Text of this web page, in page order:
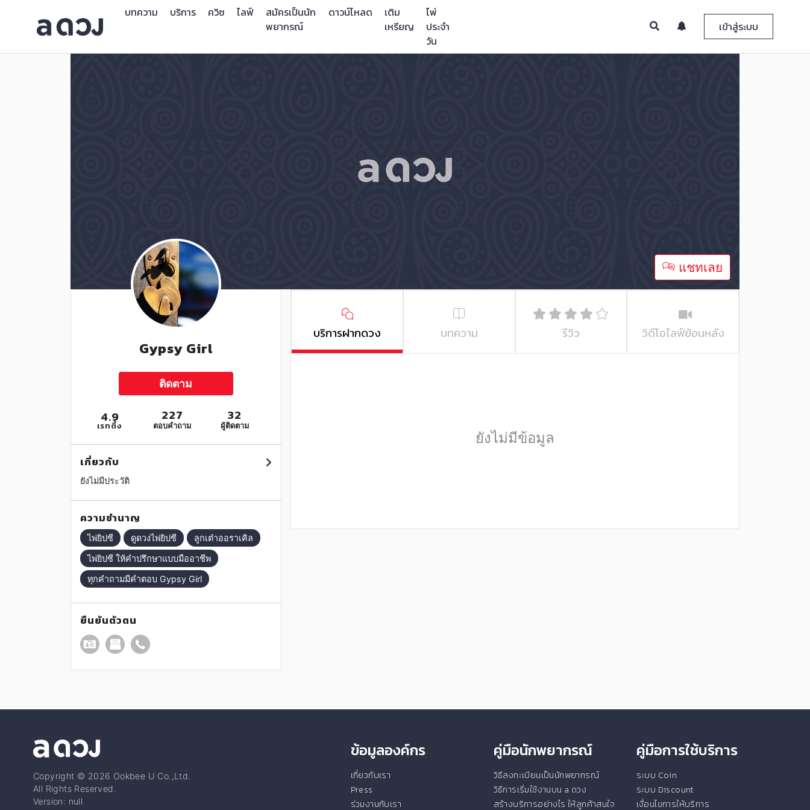
บทความ บริการ ควิซ ไลฟ์
สมัครเป็นนัก
พยากรณ์
ดาวน์โหลด
เติม
เหรียญ
ไพ่
ประจำ
วัน
เข้าสู่ระบบ
แชทเลย
Gypsy Girl
ติดตาม
4.9
เรทติ้ง
227
ตอบคำถาม
32
ผู้ติดตาม
เกี่ยวกับ
ยังไม่มีประวัติ
ความชำนาญ
ไพ่ยิปซี ดูดวงไพ่ยิปซี
ลูกเต๋าออราเคิล
ไพ่ยิปซี ให้คำปรึกษาแบบมืออาชีพ
ทุกคำถามมีคำตอบ Gypsy Girl
ยืนยันตัวตน
บริการฝากดวง บทความ รีวิว วิดีโอไลฟ์ย้อนหลัง
ยังไม่มีข้อมูล
Copyright © 2026 Ookbee U Co.,Ltd.
All Rights Reserved.
Version: null
ข้อมูลองค์กร
เกี่ยวกับเรา
Press
ร่วมงานกับเรา
คู่มือนักพยากรณ์
วิธีลงทะเบียนเป็นนักพยากรณ์
วิธีการเริ่มใช้งานบน a ดวง
สร้างบริการอย่างไร ให้ลูกค้าสนใจ
คู่มือการใช้บริการ
ระบบ Coin
ระบบ Discount
เงื่อนไขการให้บริการ